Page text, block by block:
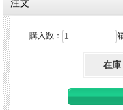
注文
購入数：
在庫